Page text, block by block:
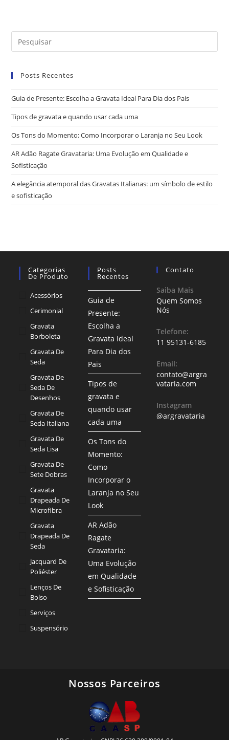
Posts Recentes
Guia de Presente: Escolha a Gravata Ideal Para Dia dos Pais
Tipos de gravata e quando usar cada uma
Os Tons do Momento: Como Incorporar o Laranja no Seu Look
AR Adão Ragate Gravataria: Uma Evolução em Qualidade e
Sofisticação
A elegância atemporal das Gravatas Italianas: um símbolo de estilo
e sofisticação
Categorias
De Produto
Acessórios
Cerimonial
Gravata
Borboleta
Gravata De
Seda
Gravata De
Seda De
Desenhos
Gravata De
Seda Italiana
Gravata De
Seda Lisa
Gravata De
Sete Dobras
Gravata
Drapeada De
Microfibra
Gravata
Drapeada De
Seda
Jacquard De
Poliéster
Lenços De
Bolso
Serviços
Suspensório
Posts
Recentes
Guia de
Presente:
Escolha a
Gravata Ideal
Para Dia dos
Pais
Tipos de
gravata e
quando usar
cada uma
Os Tons do
Momento:
Como
Incorporar o
Laranja no Seu
Look
AR Adão
Ragate
Gravataria:
Uma Evolução
em Qualidade
e Sofisticação
Contato
Saiba Mais
Quem Somos
Nós
Telefone:
11 95131-6185
Email:
contato@argra
vataria.com
Instagram
@argravataria
Nossos Parceiros